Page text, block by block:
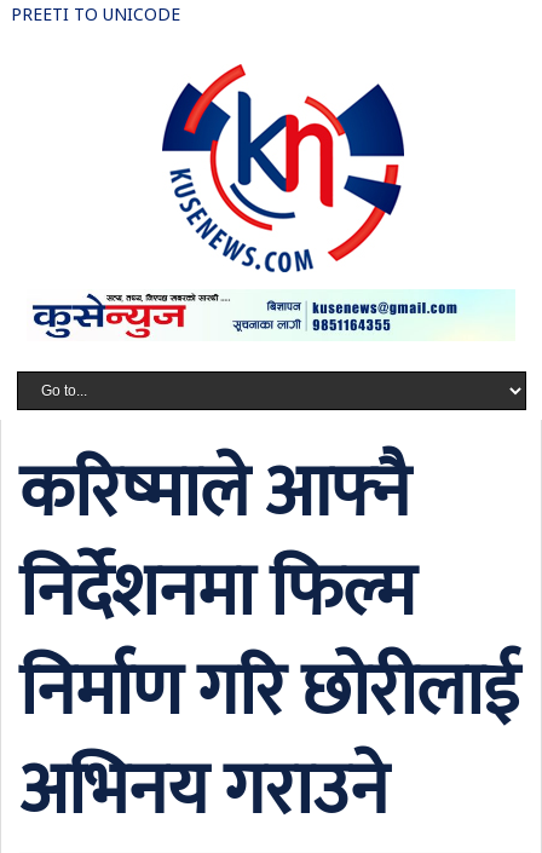
PREETI TO UNICODE
करिष्माले आफ्नै
निर्देशनमा फिल्म
निर्माण गरि छोरीलाई
अभिनय गराउने